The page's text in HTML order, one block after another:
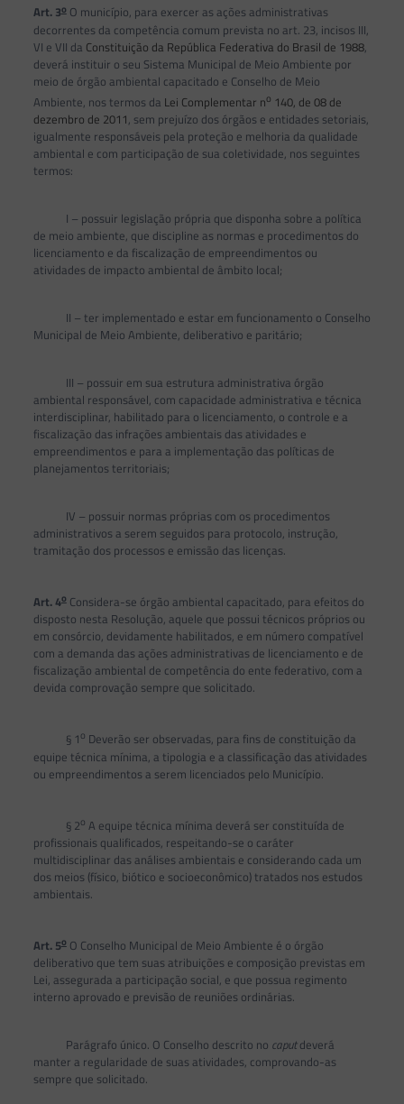
Art. 3oO município, para exercer as ações administrativas
decorrentes da competência comum prevista no art. 23, incisos III,
VI e VII da Constituição da República Federativa do Brasil de 1988,
deverá instituir o seu Sistema Municipal de Meio Ambiente por
meio de órgão ambiental capacitado e Conselho de Meio
Ambiente, nos termos da Lei Complementar no 140, de 08 de
dezembro de 2011, sem prejuízo dos órgãos e entidades setoriais,
igualmente responsáveis pela proteção e melhoria da qualidade
ambiental e com participação de sua coletividade, nos seguintes
termos:
I – possuir legislação própria que disponha sobre a política
de meio ambiente, que discipline as normas e procedimentos do
licenciamento e da fiscalização de empreendimentos ou
atividades de impacto ambiental de âmbito local;
II – ter implementado e estar em funcionamento o Conselho
Municipal de Meio Ambiente, deliberativo e paritário;
III – possuir em sua estrutura administrativa órgão
ambiental responsável, com capacidade administrativa e técnica
interdisciplinar, habilitado para o licenciamento, o controle e a
fiscalização das infrações ambientais das atividades e
empreendimentos e para a implementação das políticas de
planejamentos territoriais;
IV – possuir normas próprias com os procedimentos
administrativos a serem seguidos para protocolo, instrução,
tramitação dos processos e emissão das licenças.
Art. 4oConsidera-se órgão ambiental capacitado, para efeitos do
disposto nesta Resolução, aquele que possui técnicos próprios ou
em consórcio, devidamente habilitados, e em número compatível
com a demanda das ações administrativas de licenciamento e de
fiscalização ambiental de competência do ente federativo, com a
devida comprovação sempre que solicitado.
§ 1o Deverão ser observadas, para fins de constituição da
equipe técnica mínima, a tipologia e a classificação das atividades
ou empreendimentos a serem licenciados pelo Município.
§ 2o A equipe técnica mínima deverá ser constituída de
profissionais qualificados, respeitando-se o caráter
multidisciplinar das análises ambientais e considerando cada um
dos meios (físico, biótico e socioeconômico) tratados nos estudos
ambientais.
Art. 5oO Conselho Municipal de Meio Ambiente é o órgão
deliberativo que tem suas atribuições e composição previstas em
Lei, assegurada a participação social, e que possua regimento
interno aprovado e previsão de reuniões ordinárias.
Parágrafo único. O Conselho descrito no caputdeverá
manter a regularidade de suas atividades, comprovando-as
sempre que solicitado.